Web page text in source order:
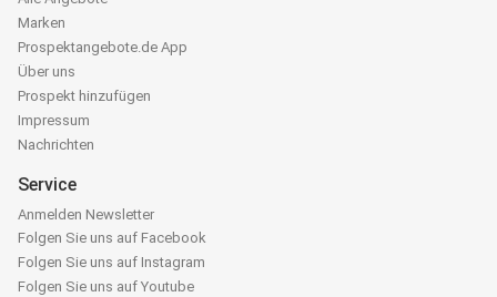
Marken
Prospektangebote.de App
Über uns
Prospekt hinzufügen
Impressum
Nachrichten
Service
Anmelden Newsletter
Folgen Sie uns auf Facebook
Folgen Sie uns auf Instagram
Folgen Sie uns auf Youtube